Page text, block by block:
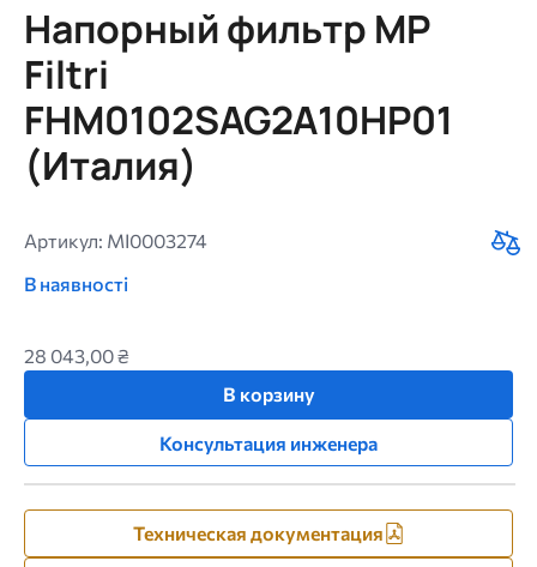
Напорный фильтр MP
Filtri
FHM0102SAG2A10HP01
(Италия)
Артикул: MI0003274
В наявності
28 043,00 ₴
В корзину
Консультация инженера
Техническая документация